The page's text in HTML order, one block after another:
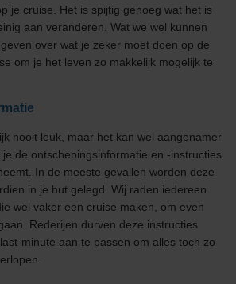
je cruise. Het is spijtig genoeg wat het is
aan veranderen. Wat we wel kunnen
over wat je zeker moet doen op de
om je het leven zo makkelijk mogelijk te
nooit leuk, maar het kan wel aangenamer
de ontschepingsinformatie en -instructies
In de meeste gevallen worden deze
in je hut gelegd. Wij raden iedereen
wel vaker een cruise maken, om even
Rederijen durven deze instructies
minute aan te passen om alles toch zo